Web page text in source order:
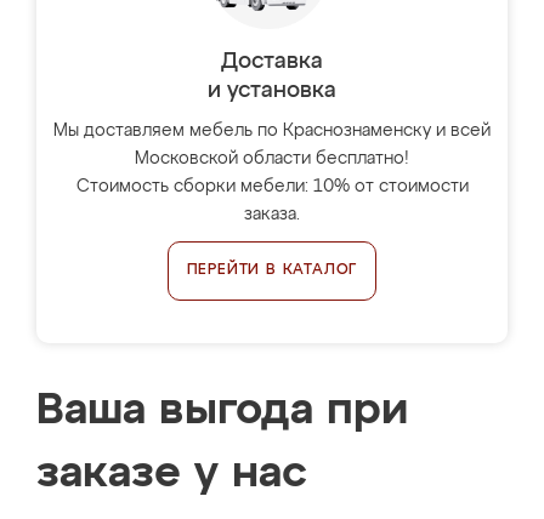
Доставка
и установка
Мы доставляем мебель по Краснознаменску и всей
Московской области бесплатно!
Стоимость сборки мебели: 10% от стоимости
заказа.
ПЕРЕЙТИ В КАТАЛОГ
Ваша выгода при
заказе у нас